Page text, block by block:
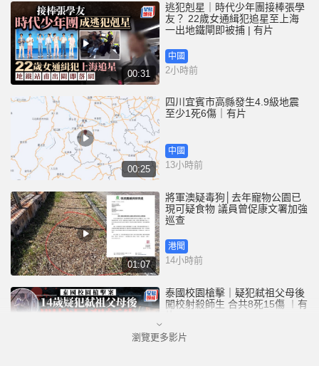
00:31
逃犯剋星｜時代少年團接棒張學
友？ 22歲女通緝犯追星至上海
一出地鐵閘即被捕 | 有片
中國
2小時前
00:25
四川宜賓市高縣發生4.9級地震
至少1死6傷｜有片
中國
13小時前
01:07
將軍澳疑毒狗│去年寵物公園已
現可疑食物 議員曾促康文署加強
巡查
港聞
14小時前
泰國校園槍擊｜疑犯弒祖父母後
闖校射殺師生 合共8死15傷 ︱有
國際
瀏覽更多影片